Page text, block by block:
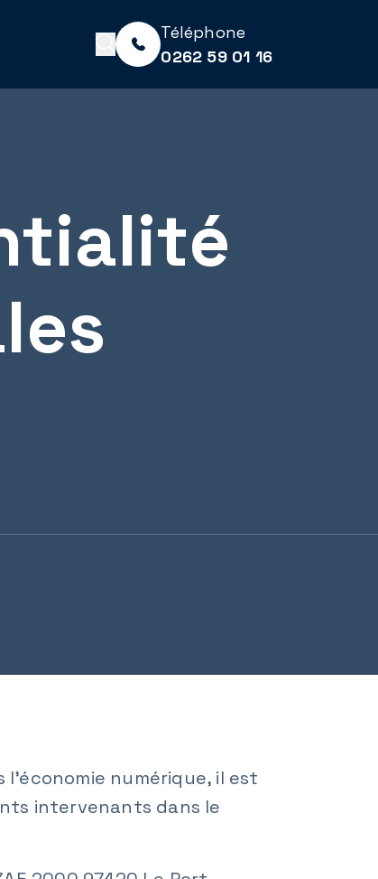
Téléphone
0262 59 01 16
numérique, il est
intervenants dans le